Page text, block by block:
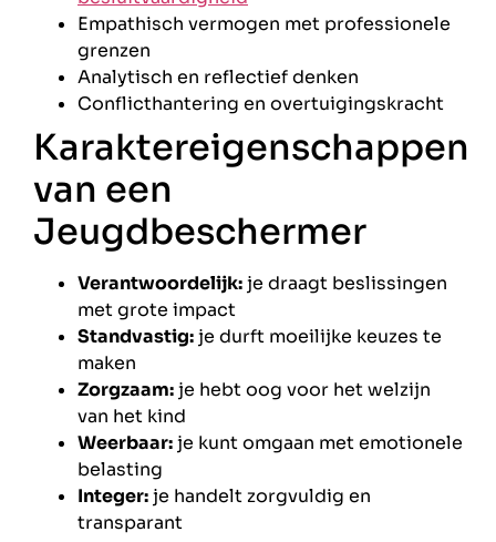
Empathisch vermogen met professionele
grenzen
Analytisch en reflectief denken
Conflicthantering en overtuigingskracht
Karaktereigenschappen
van een
Jeugdbeschermer
Verantwoordelijk:je draagt beslissingen
met grote impact
Standvastig:je durft moeilijke keuzes te
maken
Zorgzaam:je hebt oog voor het welzijn
van het kind
Weerbaar:je kunt omgaan met emotionele
belasting
Integer:je handelt zorgvuldig en
transparant